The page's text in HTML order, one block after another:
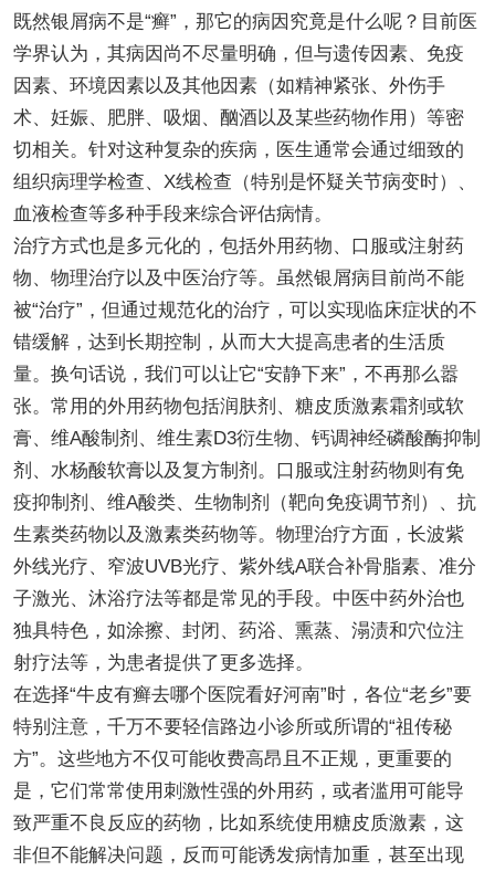
既然银屑病不是“癣”，那它的病因究竟是什么呢？目前医
学界认为，其病因尚不尽量明确，但与遗传因素、免疫
因素、环境因素以及其他因素（如精神紧张、外伤手
术、妊娠、肥胖、吸烟、酗酒以及某些药物作用）等密
切相关。针对这种复杂的疾病，医生通常会通过细致的
组织病理学检查、X线检查（特别是怀疑关节病变时）、
血液检查等多种手段来综合评估病情。
治疗方式也是多元化的，包括外用药物、口服或注射药
物、物理治疗以及中医治疗等。虽然银屑病目前尚不能
被“治疗”，但通过规范化的治疗，可以实现临床症状的不
错缓解，达到长期控制，从而大大提高患者的生活质
量。换句话说，我们可以让它“安静下来”，不再那么嚣
张。常用的外用药物包括润肤剂、糖皮质激素霜剂或软
膏、维A酸制剂、维生素D3衍生物、钙调神经磷酸酶抑制
剂、水杨酸软膏以及复方制剂。口服或注射药物则有免
疫抑制剂、维A酸类、生物制剂（靶向免疫调节剂）、抗
生素类药物以及激素类药物等。物理治疗方面，长波紫
外线光疗、窄波UVB光疗、紫外线A联合补骨脂素、准分
子激光、沐浴疗法等都是常见的手段。中医中药外治也
独具特色，如涂擦、封闭、药浴、熏蒸、溻渍和穴位注
射疗法等，为患者提供了更多选择。
在选择“牛皮有癣去哪个医院看好河南”时，各位“老乡”要
特别注意，千万不要轻信路边小诊所或所谓的“祖传秘
方”。这些地方不仅可能收费高昂且不正规，更重要的
是，它们常常使用刺激性强的外用药，或者滥用可能导
致严重不良反应的药物，比如系统使用糖皮质激素，这
非但不能解决问题，反而可能诱发病情加重，甚至出现